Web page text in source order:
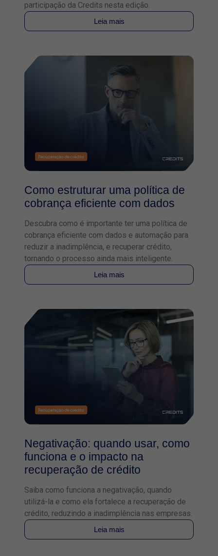
participação da Credits nesta edição.
Leia mais
Como estruturar uma política de
cobrança eficiente com dados
Descubra como é importante ter uma política de
cobrança eficiente com dados e automação para
reduzir a inadimplência, e recuperar crédito,
tornando o processo ainda mais inteligente.
Leia mais
Negativação: quando usar, como
funciona e o impacto na
recuperação de crédito
Saiba como funciona a negativação, quando
utilizá-la e como ela fortalece a recuperação de
crédito, reduzindo a inadimplência nas empresas.
Leia mais